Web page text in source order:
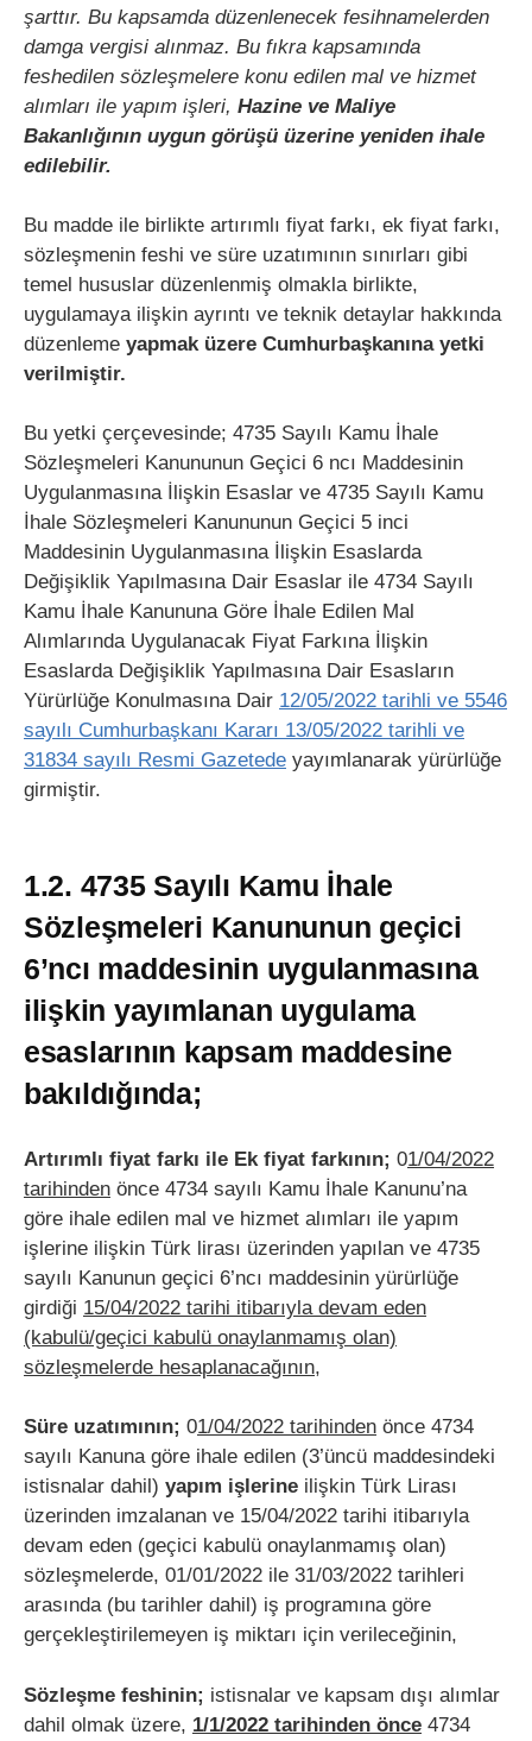
şarttır. Bu kapsamda düzenlenecek fesihnamelerden
damga vergisi alınmaz. Bu fıkra kapsamında
feshedilen sözleşmelere konu edilen mal ve hizmet
alımları ile yapım işleri, Hazine ve Maliye
Bakanlığının uygun görüşü üzerine yeniden ihale
edilebilir.
Bu madde ile birlikte artırımlı fiyat farkı, ek fiyat farkı,
sözleşmenin feshi ve süre uzatımının sınırları gibi
temel hususlar düzenlenmiş olmakla birlikte,
uygulamaya ilişkin ayrıntı ve teknik detaylar hakkında
düzenleme yapmak üzere Cumhurbaşkanına yetki
verilmiştir.
Bu yetki çerçevesinde; 4735 Sayılı Kamu İhale
Sözleşmeleri Kanununun Geçici 6 ncı Maddesinin
Uygulanmasına İlişkin Esaslar ve 4735 Sayılı Kamu
İhale Sözleşmeleri Kanununun Geçici 5 inci
Maddesinin Uygulanmasına İlişkin Esaslarda
Değişiklik Yapılmasına Dair Esaslar ile 4734 Sayılı
Kamu İhale Kanununa Göre İhale Edilen Mal
Alımlarında Uygulanacak Fiyat Farkına İlişkin
Esaslarda Değişiklik Yapılmasına Dair Esasların
Yürürlüğe Konulmasına Dair 12/05/2022 tarihli ve 5546
sayılı Cumhurbaşkanı Kararı 13/05/2022 tarihli ve
31834 sayılı Resmi Gazetede yayımlanarak yürürlüğe
girmiştir.
1.2. 4735 Sayılı Kamu İhale
Sözleşmeleri Kanununun geçici
6’ncı maddesinin uygulanmasına
ilişkin yayımlanan uygulama
esaslarının kapsam maddesine
bakıldığında;
Artırımlı fiyat farkı ile Ek fiyat farkının; 01/04/2022
tarihinden önce 4734 sayılı Kamu İhale Kanunu’na
göre ihale edilen mal ve hizmet alımları ile yapım
işlerine ilişkin Türk lirası üzerinden yapılan ve 4735
sayılı Kanunun geçici 6’ncı maddesinin yürürlüğe
girdiği 15/04/2022 tarihi itibarıyla devam eden
(kabulü/geçici kabulü onaylanmamış olan)
sözleşmelerde hesaplanacağının,
Süre uzatımının; 01/04/2022 tarihinden önce 4734
sayılı Kanuna göre ihale edilen (3’üncü maddesindeki
istisnalar dahil) yapım işlerine ilişkin Türk Lirası
üzerinden imzalanan ve 15/04/2022 tarihi itibarıyla
devam eden (geçici kabulü onaylanmamış olan)
sözleşmelerde, 01/01/2022 ile 31/03/2022 tarihleri
arasında (bu tarihler dahil) iş programına göre
gerçekleştirilemeyen iş miktarı için verileceğinin,
Sözleşme feshinin; istisnalar ve kapsam dışı alımlar
dahil olmak üzere, 1/1/2022 tarihinden önce 4734